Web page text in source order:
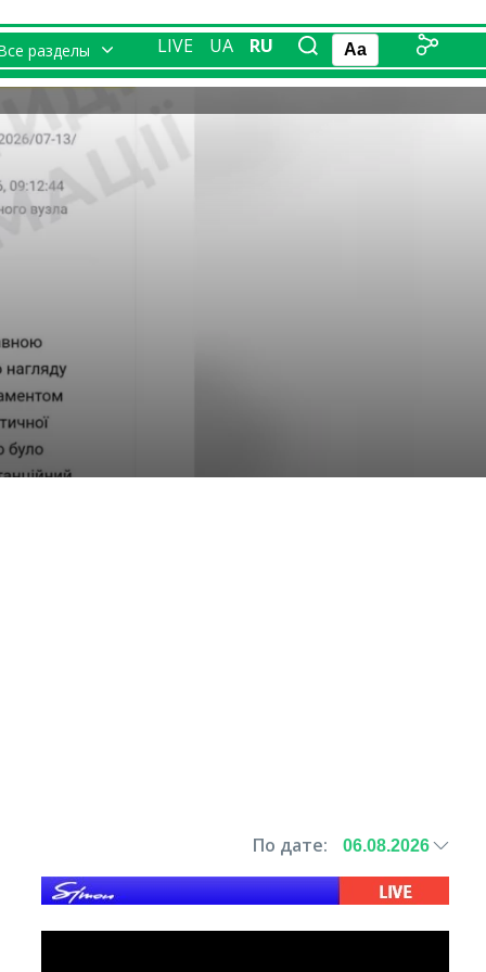
разделы LIVE UA RU Aa
По дате: